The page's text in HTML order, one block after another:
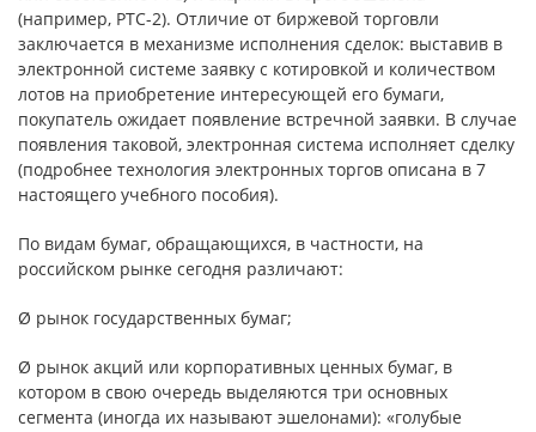
(например, РТС-2). Отличие от биржевой торговли
заключается в механизме исполнения сделок: выставив в
электронной системе заявку с котировкой и количеством
лотов на приобретение интересующей его бумаги,
покупатель ожидает появление встречной заявки. В случае
появления таковой, электронная система исполняет сделку
(подробнее технология электронных торгов описана в 7
настоящего учебного пособия).
По видам бумаг, обращающихся, в частности, на
российском рынке сегодня различают:
Ø рынок государственных бумаг;
Ø рынок акций или корпоративных ценных бумаг, в
котором в свою очередь выделяются три основных
сегмента (иногда их называют эшелонами): «голубые